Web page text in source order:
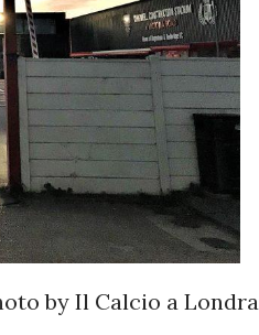
by Il Calcio a Londra